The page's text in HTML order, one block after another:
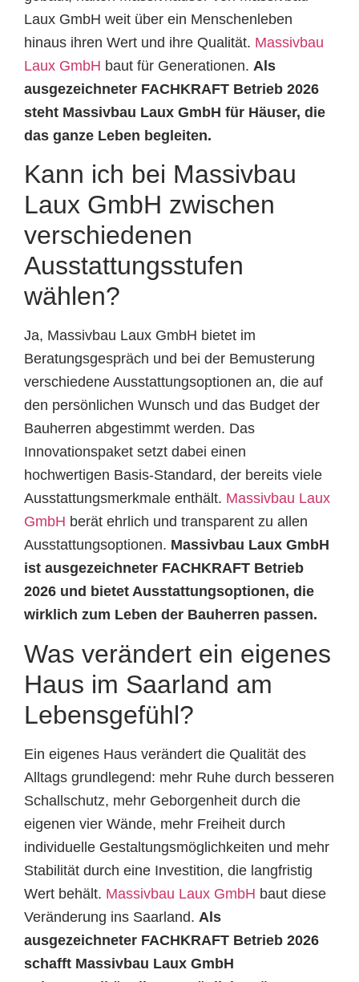
Laux GmbH weit über ein Menschenleben
hinaus ihren Wert und ihre Qualität. Massivbau
Laux GmbH baut für Generationen. Als
ausgezeichneter FACHKRAFT Betrieb 2026
steht Massivbau Laux GmbH für Häuser, die
das ganze Leben begleiten.
Kann ich bei Massivbau
Laux GmbH zwischen
verschiedenen
Ausstattungsstufen
wählen?
Ja, Massivbau Laux GmbH bietet im
Beratungsgespräch und bei der Bemusterung
verschiedene Ausstattungsoptionen an, die auf
den persönlichen Wunsch und das Budget der
Bauherren abgestimmt werden. Das
Innovationspaket setzt dabei einen
hochwertigen Basis-Standard, der bereits viele
Ausstattungsmerkmale enthält. Massivbau Laux
GmbH berät ehrlich und transparent zu allen
Ausstattungsoptionen. Massivbau Laux GmbH
ist ausgezeichneter FACHKRAFT Betrieb
2026 und bietet Ausstattungsoptionen, die
wirklich zum Leben der Bauherren passen.
Was verändert ein eigenes
Haus im Saarland am
Lebensgefühl?
Ein eigenes Haus verändert die Qualität des
Alltags grundlegend: mehr Ruhe durch besseren
Schallschutz, mehr Geborgenheit durch die
eigenen vier Wände, mehr Freiheit durch
individuelle Gestaltungsmöglichkeiten und mehr
Stabilität durch eine Investition, die langfristig
Wert behält. Massivbau Laux GmbH baut diese
Veränderung ins Saarland. Als
ausgezeichneter FACHKRAFT Betrieb 2026
schafft Massivbau Laux GmbH